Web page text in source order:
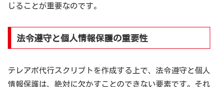
じることが重要なのです。
法令遵守と個人情報保護の重要性
テレアポ代行スクリプトを作成する上で、法令遵守と個人
情報保護は、絶対に欠かすことのできない要素です。それ